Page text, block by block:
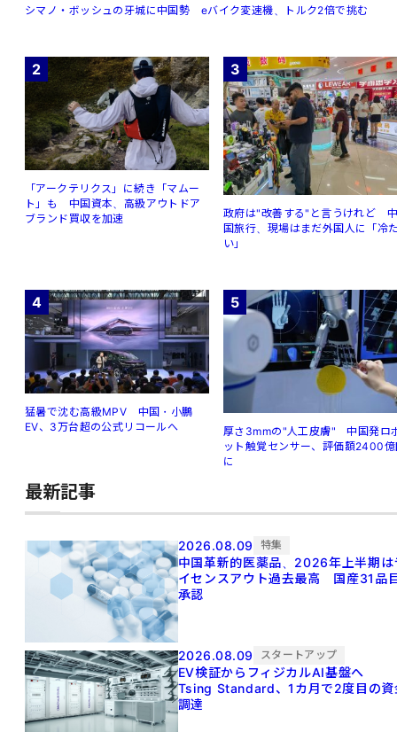
シマノ・ボッシュの牙城に中国勢 eバイク変速機、トルク2倍で挑む
2
「アークテリクス」に続き「マムー
ト」も 中国資本、高級アウトドア
ブランド買収を加速
3
政府は"改善する"と言うけれど
国旅行、現場はまだ外国人に「冷
い」
4
猛暑で沈む高級MPV 中国・小鵬
EV、3万台超の公式リコールへ
5
厚さ3mmの"人工皮膚" 中国発ロ
ット触覚センサー、評価額2400
に
最新記事
2026.08.09 特集
中国革新的医薬品、2026年上半期は
イセンスアウト過去最高 国産31品
承認
2026.08.09 スタートアップ
EV検証からフィジカルAI基盤へ
Tsing Standard、1カ月で2度目の資
調達